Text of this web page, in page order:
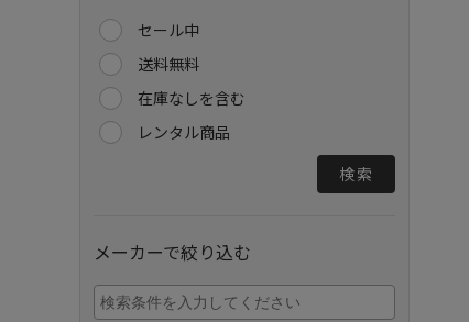
セール中
送料無料
在庫なしを含む
レンタル商品
検索
メーカーで絞り込む